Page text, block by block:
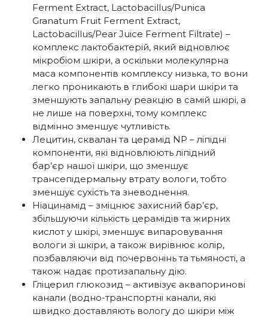
Ferment Extract, Lactobacillus/Punica
Granatum Fruit Ferment Extract,
Lactobacillus/Pear Juice Ferment Filtrate) –
комплекс лактобактерій, який відновлює
мікробіом шкіри, а оскільки молекулярна
маса компонентів комплексу низька, то вони
легко проникають в глибокі шари шкіри та
зменшують запальну реакцію в самій шкірі, а
не лише на поверхні, тому комплекс
відмінно зменшує чутливість.
Лецитин, сквалан та церамід NP – ліпідні
компоненти, які відновлюють ліпідний
бар’єр нашої шкіри, що зменшує
трансепідермальну втрату вологи, тобто
зменшує сухість та зневоднення.
Ніацинамід – зміцнює захисний бар’єр,
збільшуючи кількість церамідів та жирних
кислот у шкірі, зменшує випаровування
вологи зі шкіри, а також вирівнює колір,
позбавляючи від почервонінь та тьмяності, а
також надає протизапальну дію.
Гліцерил глюкозид – активізує аквапоринові
канали (водно-транспортні канали, які
швидко доставляють вологу до шкіри між